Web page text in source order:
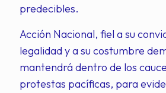
predecibles.
Acción Nacional, fiel a su
legalidad y a su costumbre
mantendrá dentro de los
protestas pacíficas, para